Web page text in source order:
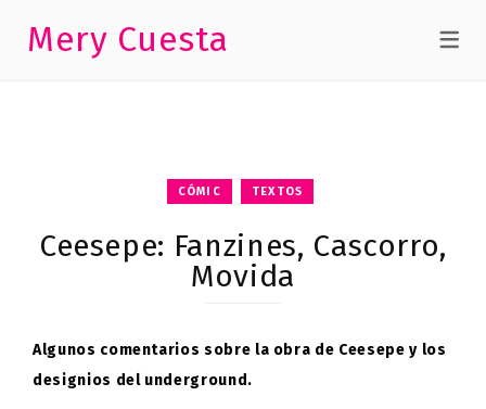
Mery Cuesta
CÓMIC TEXTOS
Ceesepe: Fanzines, Cascorro,
Movida
Algunos comentarios sobre la obra de Ceesepe y los
designios del underground.